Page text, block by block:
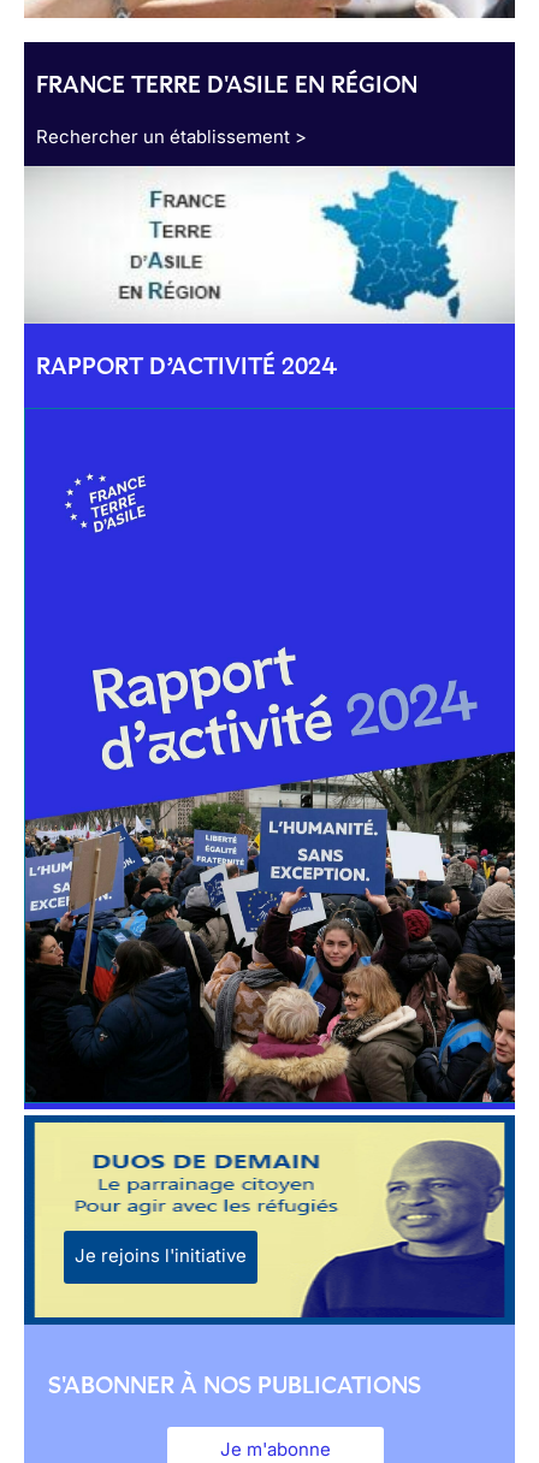
FRANCE TERRE D'ASILE EN RÉGION
Rechercher un établissement >
RAPPORT D’ACTIVITÉ 2024
Je rejoins l'initiative
S'ABONNER À NOS PUBLICATIONS
Je m'abonne